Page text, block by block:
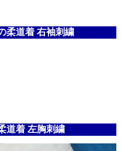
柔道着 右袖刺繍
道着 左胸刺繍